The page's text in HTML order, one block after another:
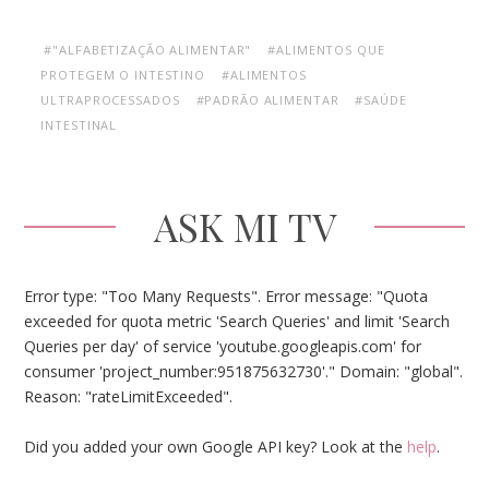
#"ALFABETIZAÇÃO ALIMENTAR"
#ALIMENTOS QUE
PROTEGEM O INTESTINO
#ALIMENTOS
ULTRAPROCESSADOS
#PADRÃO ALIMENTAR
#SAÚDE
INTESTINAL
ASK MI TV
Error type: "Too Many Requests". Error message: "Quota
exceeded for quota metric 'Search Queries' and limit 'Search
Queries per day' of service 'youtube.googleapis.com' for
consumer 'project_number:951875632730'." Domain: "global".
Reason: "rateLimitExceeded".
Did you added your own Google API key? Look at the help.